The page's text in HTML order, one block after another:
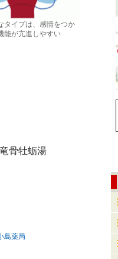
タイプは、感情をつか
能が亢進しやすい
島薬局